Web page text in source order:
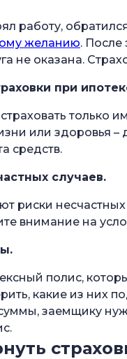
работу,
желанию. После
не оказана.
при
только
или здоровья –
средств.
случаев.
риски
внимание на
полис,
какие из них
заемщику